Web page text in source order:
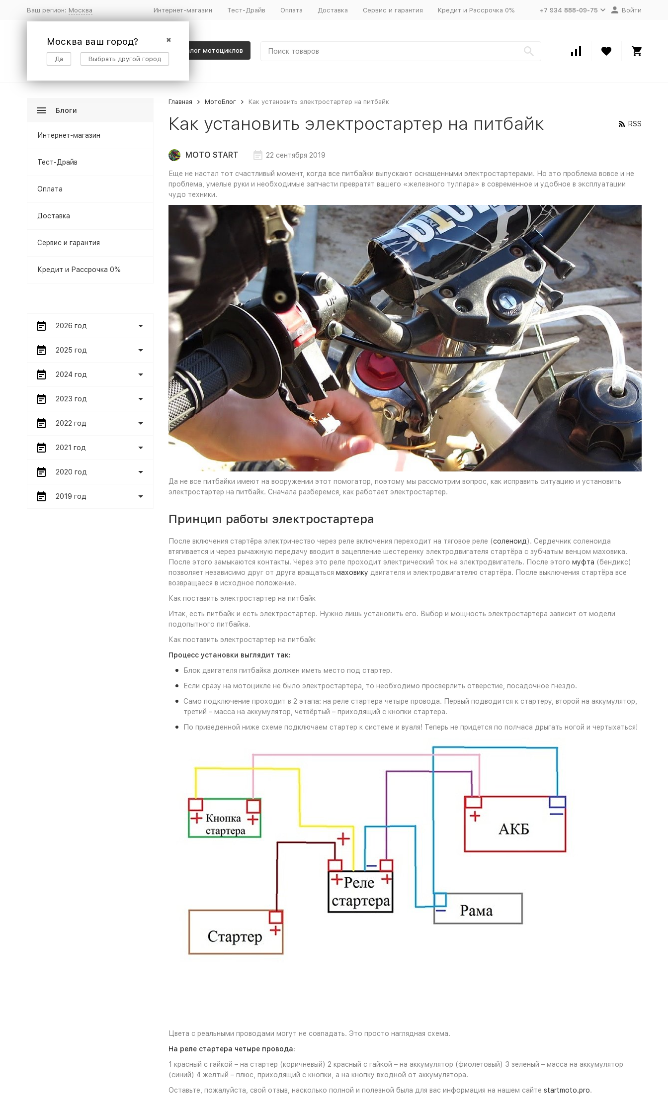
Ваш регион: Москва
✖
Москва ваш город?
Да Выбрать другой город
Интернет-магазин Тест-Драйв Оплата Доставка Сервис и гарантия Кредит и Рассрочка 0% +7 934 888-09-75 Войти
Каталог мотоциклов
Главная МотоБлог Как установить электростартер на питбайк
Как установить электростартер на питбайк RSS
MOTO START 22 сентября 2019
Еще не настал тот счастливый момент, когда все питбайки выпускают оснащенными электростартерами. Но это проблема вовсе и не
проблема, умелые руки и необходимые запчасти превратят вашего «железного тулпара» в современное и удобное в эксплуатации
чудо техники.
Да не все питбайки имеют на вооружении этот помогатор, поэтому мы рассмотрим вопрос, как исправить ситуацию и установить
электростартер на питбайк. Сначала разберемся, как работает электростартер.
Принцип работы электростартера
После включения стартёра электричество через реле включения переходит на тяговое реле (соленоид). Сердечник соленоида
втягивается и через рычажную передачу вводит в зацепление шестеренку электродвигателя стартёра с зубчатым венцом маховика.
После этого замыкаются контакты. Через это реле проходит электрический ток на электродвигатель. После этого муфта (бендикс)
позволяет независимо друг от друга вращаться маховику двигателя и электродвигателю стартёра. После выключения стартёра все
возвращаеся в исходное положение.
Как поставить электростартер на питбайк
Итак, есть питбайк и есть электростартер. Нужно лишь установить его. Выбор и мощность электростартера зависит от модели
подопытного питбайка.
Как поставить электростартер на питбайк
Процесс установки выглядит так:
Блок двигателя питбайка должен иметь место под стартер.
Если сразу на мотоцикле не было электростартера, то необходимо просверлить отверстие, посадочное гнездо.
Само подключение проходит в 2 этапа: на реле стартера четыре провода. Первый подводится к стартеру, второй на аккумулятор,
третий – масса на аккумулятор, четвёртый – приходящий с кнопки стартера.
По приведенной ниже схеме подключаем стартер к системе и вуаля! Теперь не придется по полчаса дрыгать ногой и чертыхаться!
Цвета с реальными проводами могут не совпадать. Это просто наглядная схема.
На реле стартера четыре провода:
1 красный с гайкой – на стартер (коричневый) 2 красный с гайкой – на аккумулятор (фиолетовый) 3 зеленый – масса на аккумулятор
(синий) 4 желтый – плюс, приходящий с кнопки, а на кнопку входной от аккумулятора.
Оставьте, пожалуйста, свой отзыв, насколько полной и полезной была для вас информация на нашем сайте startmoto.pro.
Блоги
Интернет-магазин
Тест-Драйв
Оплата
Доставка
Сервис и гарантия
Кредит и Рассрочка 0%
2026 год
2025 год
2024 год
2023 год
2022 год
2021 год
2020 год
2019 год